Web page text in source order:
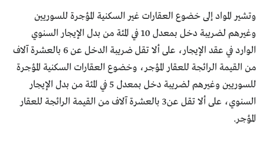
وتشير المواد إلى خضوع العقارات غير السكنية المؤجرة للسوريين
وغيرهم لضريبة دخل بمعدل 10 في المئة من بدل الإيجار السنوي
الوارد في عقد الإيجار، على ألا تقل ضريبة الدخل عن 6 بالعشرة آلاف
من القيمة الرائجة للعقار المؤجر، وخضوع العقارات السكنية المؤجرة
للسوريين وغيرهم لضريبة دخل بمعدل 5 في المئة من بدل الإيجار
السنوي، على ألا تقل عن3 بالعشرة آلاف من القيمة الرائجة للعقار
المؤجر.